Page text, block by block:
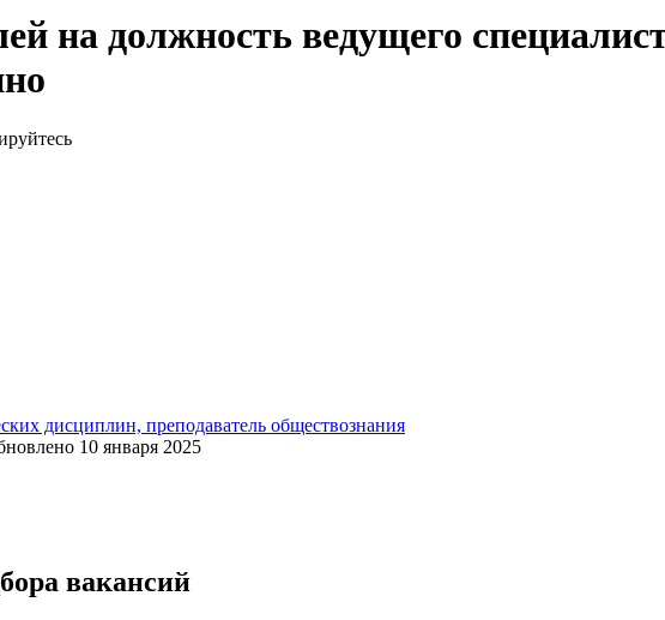
на должность ведущего
дисциплин, преподаватель обществознания
10 января 2025
вакансий